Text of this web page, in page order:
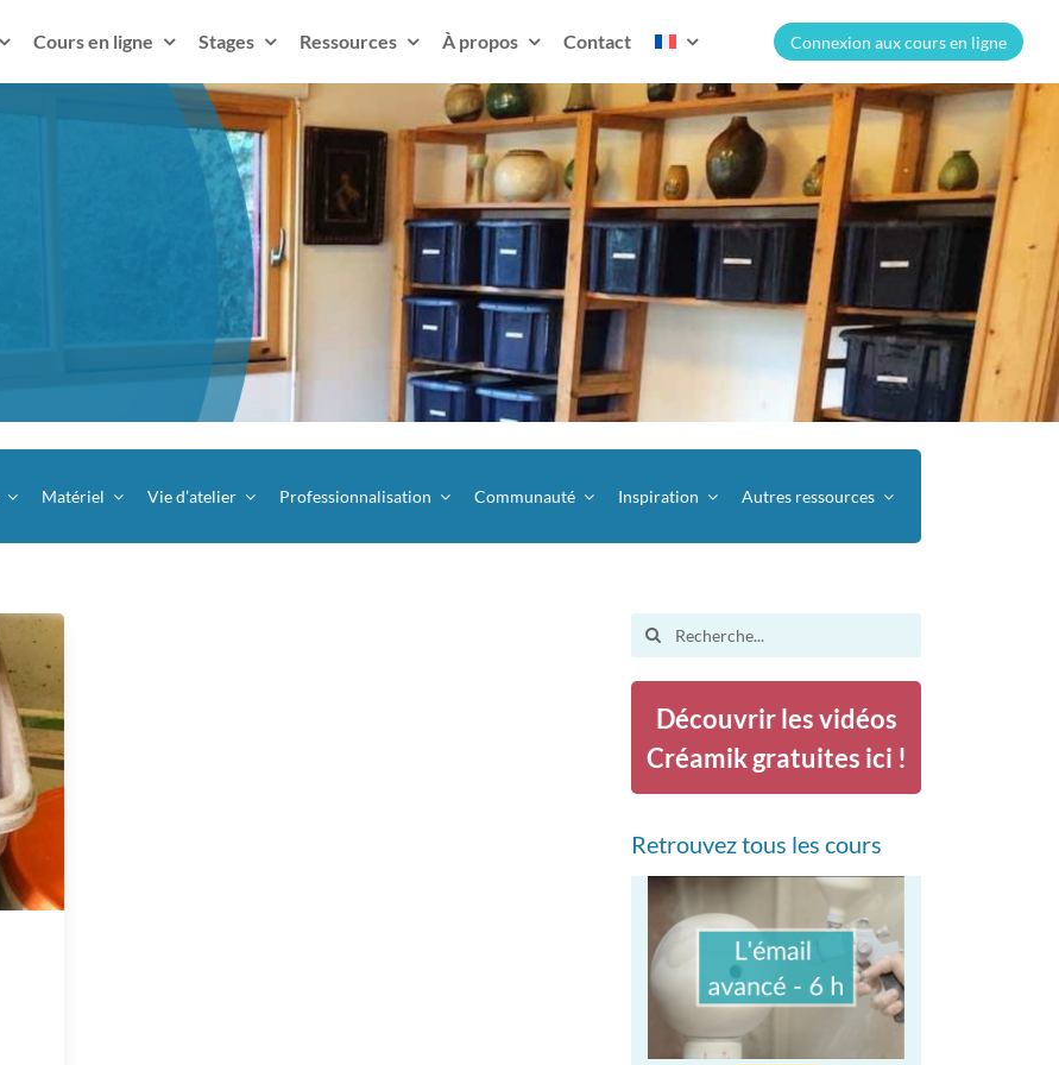
Cours en ligne Stages Ressources À propos Contact Connexion aux cours en ligne
Matériel Vie d’atelier Professionnalisation Communauté Inspiration Autres ressources
Search
for:
Découvrir les vidéos
Créamik gratuites ici !
Retrouvez tous les cours